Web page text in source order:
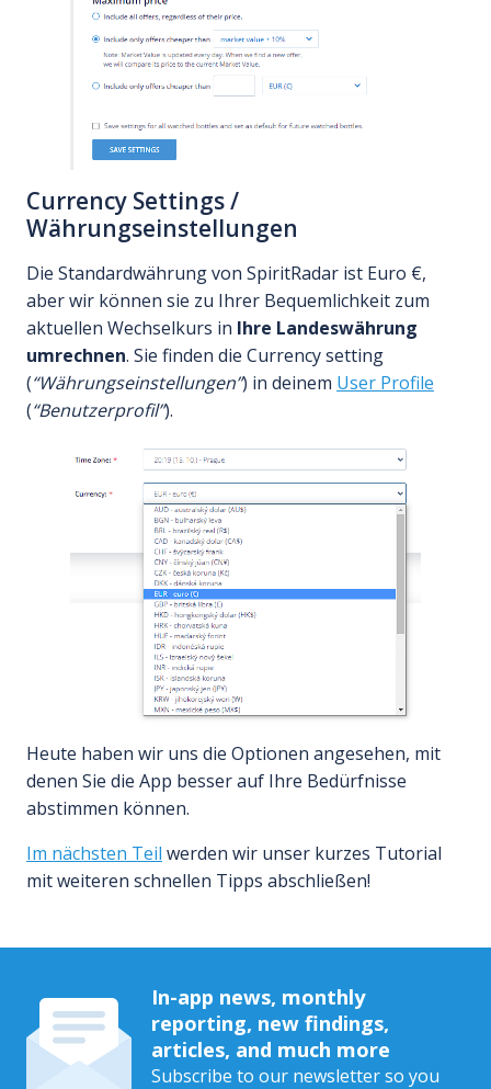
Currency Settings /
Währungseinstellungen
Die Standardwährung von SpiritRadar ist Euro €,
aber wir können sie zu Ihrer Bequemlichkeit zum
aktuellen Wechselkurs in Ihre Landeswährung
umrechnen. Sie finden die Currency setting
(“Währungseinstellungen”) in deinem User Profile
(“Benutzerprofil”).
Heute haben wir uns die Optionen angesehen, mit
denen Sie die App besser auf Ihre Bedürfnisse
abstimmen können.
Im nächsten Teil werden wir unser kurzes Tutorial
mit weiteren schnellen Tipps abschließen!
In-app news, monthly
reporting, new findings,
articles, and much more
Subscribe to our newsletter so you